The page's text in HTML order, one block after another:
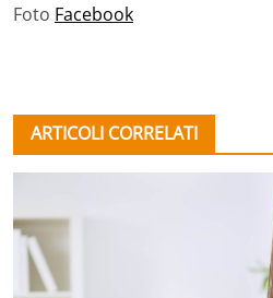
Foto Facebook
ARTICOLI CORRELATI